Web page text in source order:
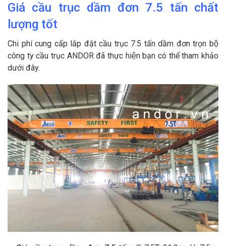
Giá cầu trục dầm đơn 7.5 tấn chất
lượng tốt
Chi phí cung cấp lắp đặt cầu trục 7.5 tấn dầm đơn trọn bộ
công ty cầu trục ANDOR đã thực hiện bạn có thể tham khảo
dưới đây.